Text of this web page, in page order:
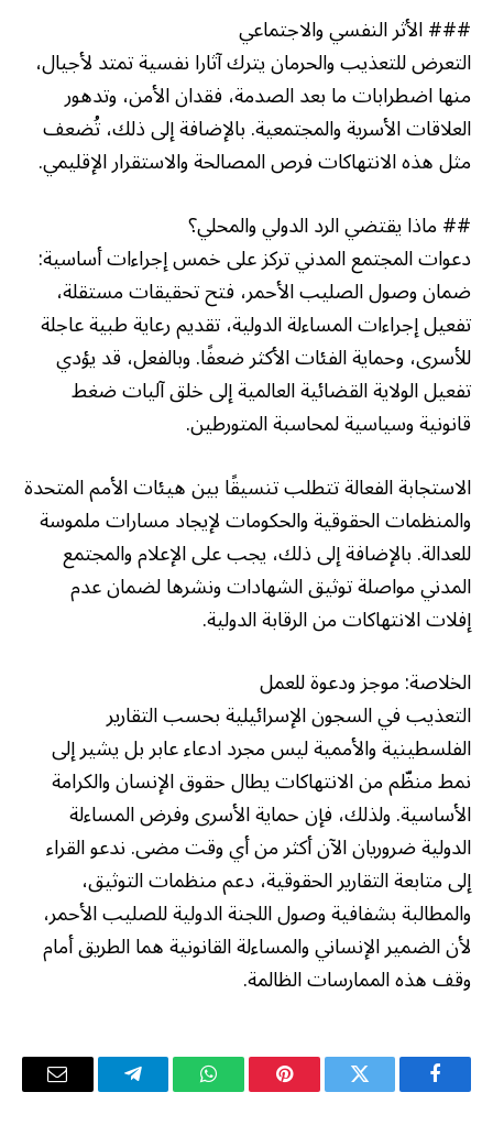
### الأثر النفسي والاجتماعي
التعرض للتعذيب والحرمان يترك آثارا نفسية تمتد لأجيال،
منها اضطرابات ما بعد الصدمة، فقدان الأمن، وتدهور
العلاقات الأسرية والمجتمعية. بالإضافة إلى ذلك، تُضعف
مثل هذه الانتهاكات فرص المصالحة والاستقرار الإقليمي.
## ماذا يقتضي الرد الدولي والمحلي؟
دعوات المجتمع المدني تركز على خمس إجراءات أساسية:
ضمان وصول الصليب الأحمر، فتح تحقيقات مستقلة،
تفعيل إجراءات المساءلة الدولية، تقديم رعاية طبية عاجلة
للأسرى، وحماية الفئات الأكثر ضعفًا. وبالفعل، قد يؤدي
تفعيل الولاية القضائية العالمية إلى خلق آليات ضغط
قانونية وسياسية لمحاسبة المتورطين.
الاستجابة الفعالة تتطلب تنسيقًا بين هيئات الأمم المتحدة
والمنظمات الحقوقية والحكومات لإيجاد مسارات ملموسة
للعدالة. بالإضافة إلى ذلك، يجب على الإعلام والمجتمع
المدني مواصلة توثيق الشهادات ونشرها لضمان عدم
إفلات الانتهاكات من الرقابة الدولية.
الخلاصة: موجز ودعوة للعمل
التعذيب في السجون الإسرائيلية بحسب التقارير
الفلسطينية والأممية ليس مجرد ادعاء عابر بل يشير إلى
نمط منظّم من الانتهاكات يطال حقوق الإنسان والكرامة
الأساسية. ولذلك، فإن حماية الأسرى وفرض المساءلة
الدولية ضروريان الآن أكثر من أي وقت مضى. ندعو القراء
إلى متابعة التقارير الحقوقية، دعم منظمات التوثيق،
والمطالبة بشفافية وصول اللجنة الدولية للصليب الأحمر،
لأن الضمير الإنساني والمساءلة القانونية هما الطريق أمام
وقف هذه الممارسات الظالمة.
فيسبوك تويتر بينتيريستواتساب تيلقرام
البريد